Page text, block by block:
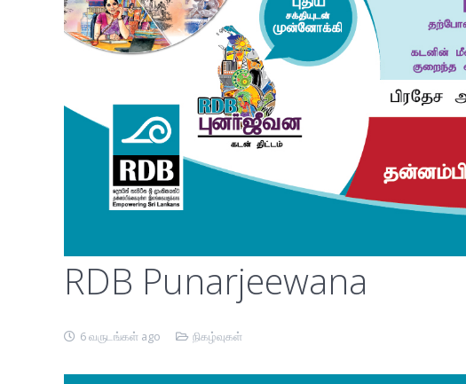
RDB Punarjeewana
6 வருடங்கள் ago நிகழ்வுகள்